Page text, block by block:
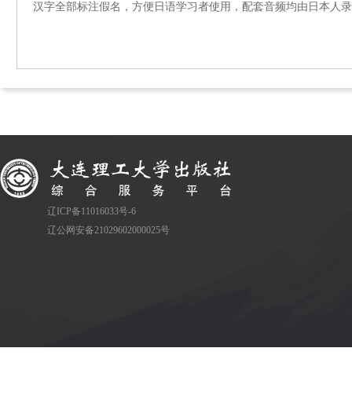
汉字全部标注假名，方便日语学习者使用，配套音频均由日
辽ICP备11016033号-6
辽公网安备21029602000025号